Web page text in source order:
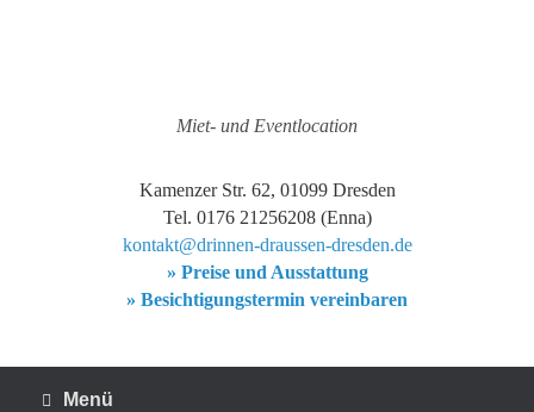
Miet- und Eventlocation
Kamenzer Str. 62, 01099 Dresden
Tel. 0176 21256208 (Enna)
kontakt@drinnen-draussen-dresden.de
» Preise und Ausstattung
» Besichtigungstermin vereinbaren
Menü